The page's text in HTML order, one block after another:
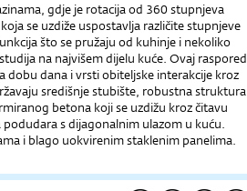
gdje je rotacija od 360 stupnjeva
se uzdiže uspostavlja različite stupnjeve
što se pružaju od kuhinje i nekoliko
na najvišem dijelu kuće. Ovaj raspored
dana i vrsti obiteljske interakcije kroz
središnje stubište, robustna struktura
betona koji se uzdižu kroz čitavu
s dijagonalnim ulazom u kuću.
i blago uokvirenim staklenim panelima.